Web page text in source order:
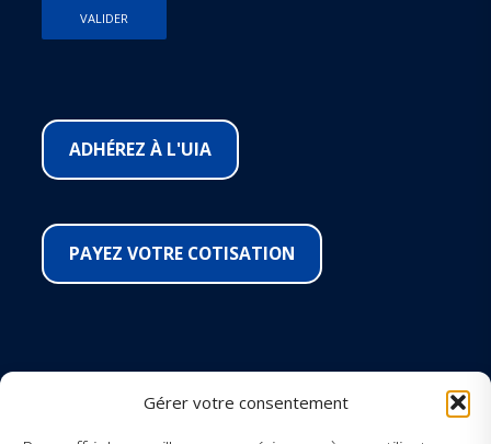
Gérer votre consentement
ADHÉREZ À L'UIA
PAYEZ VOTRE COTISATION
SUIVEZ-NOUS SUR LES RÉSEAUX